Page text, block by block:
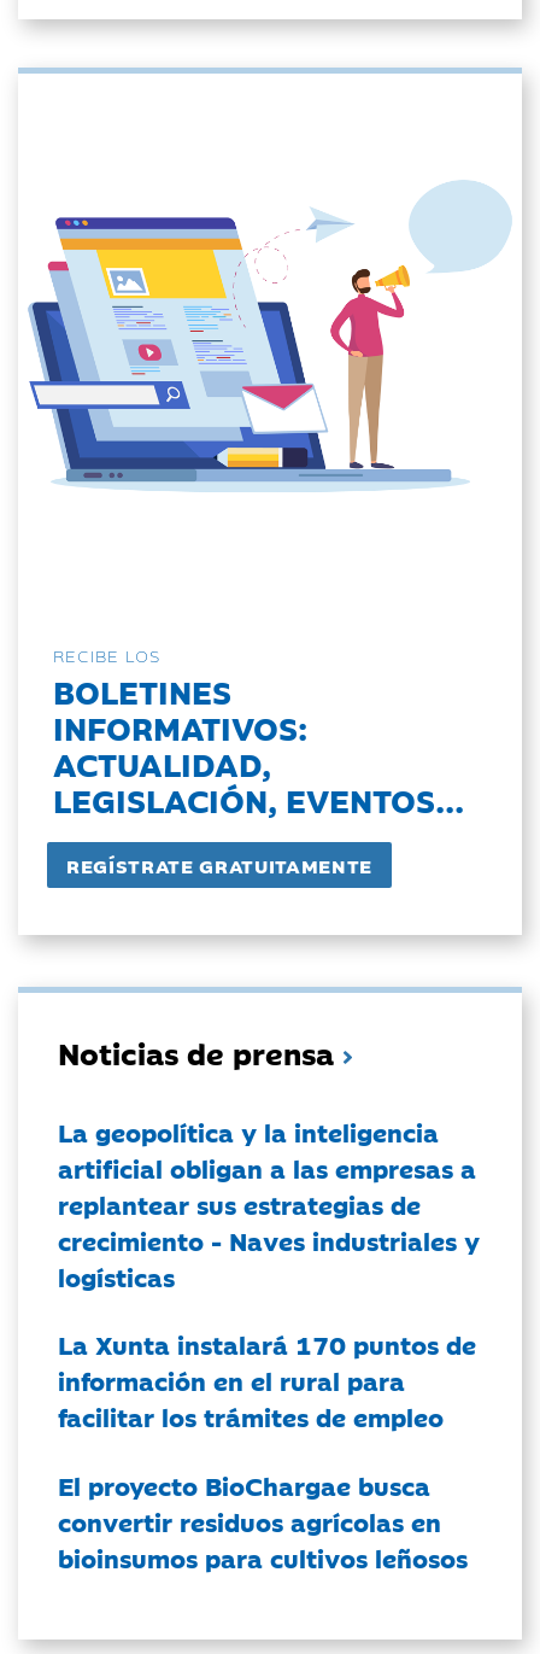
RECIBE LOS
BOLETINES
INFORMATIVOS:
ACTUALIDAD,
LEGISLACIÓN, EVENTOS...
Noticias de prensa
La geopolítica y la inteligencia
artificial obligan a las empresas a
replantear sus estrategias de
crecimiento - Naves industriales y
logísticas
La Xunta instalará 170 puntos de
información en el rural para
facilitar los trámites de empleo
El proyecto BioChargae busca
convertir residuos agrícolas en
bioinsumos para cultivos leñosos